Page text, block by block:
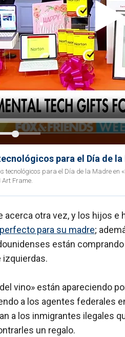
para el Día de
tecnológicos para el Día de la Madre en
Art Frame.
acerca otra vez, y los hijos
para su madre;
están comprando
izquierdas.
vino» están apareciendo
a los agentes federales
a los inmigrantes ilegales
un regalo.